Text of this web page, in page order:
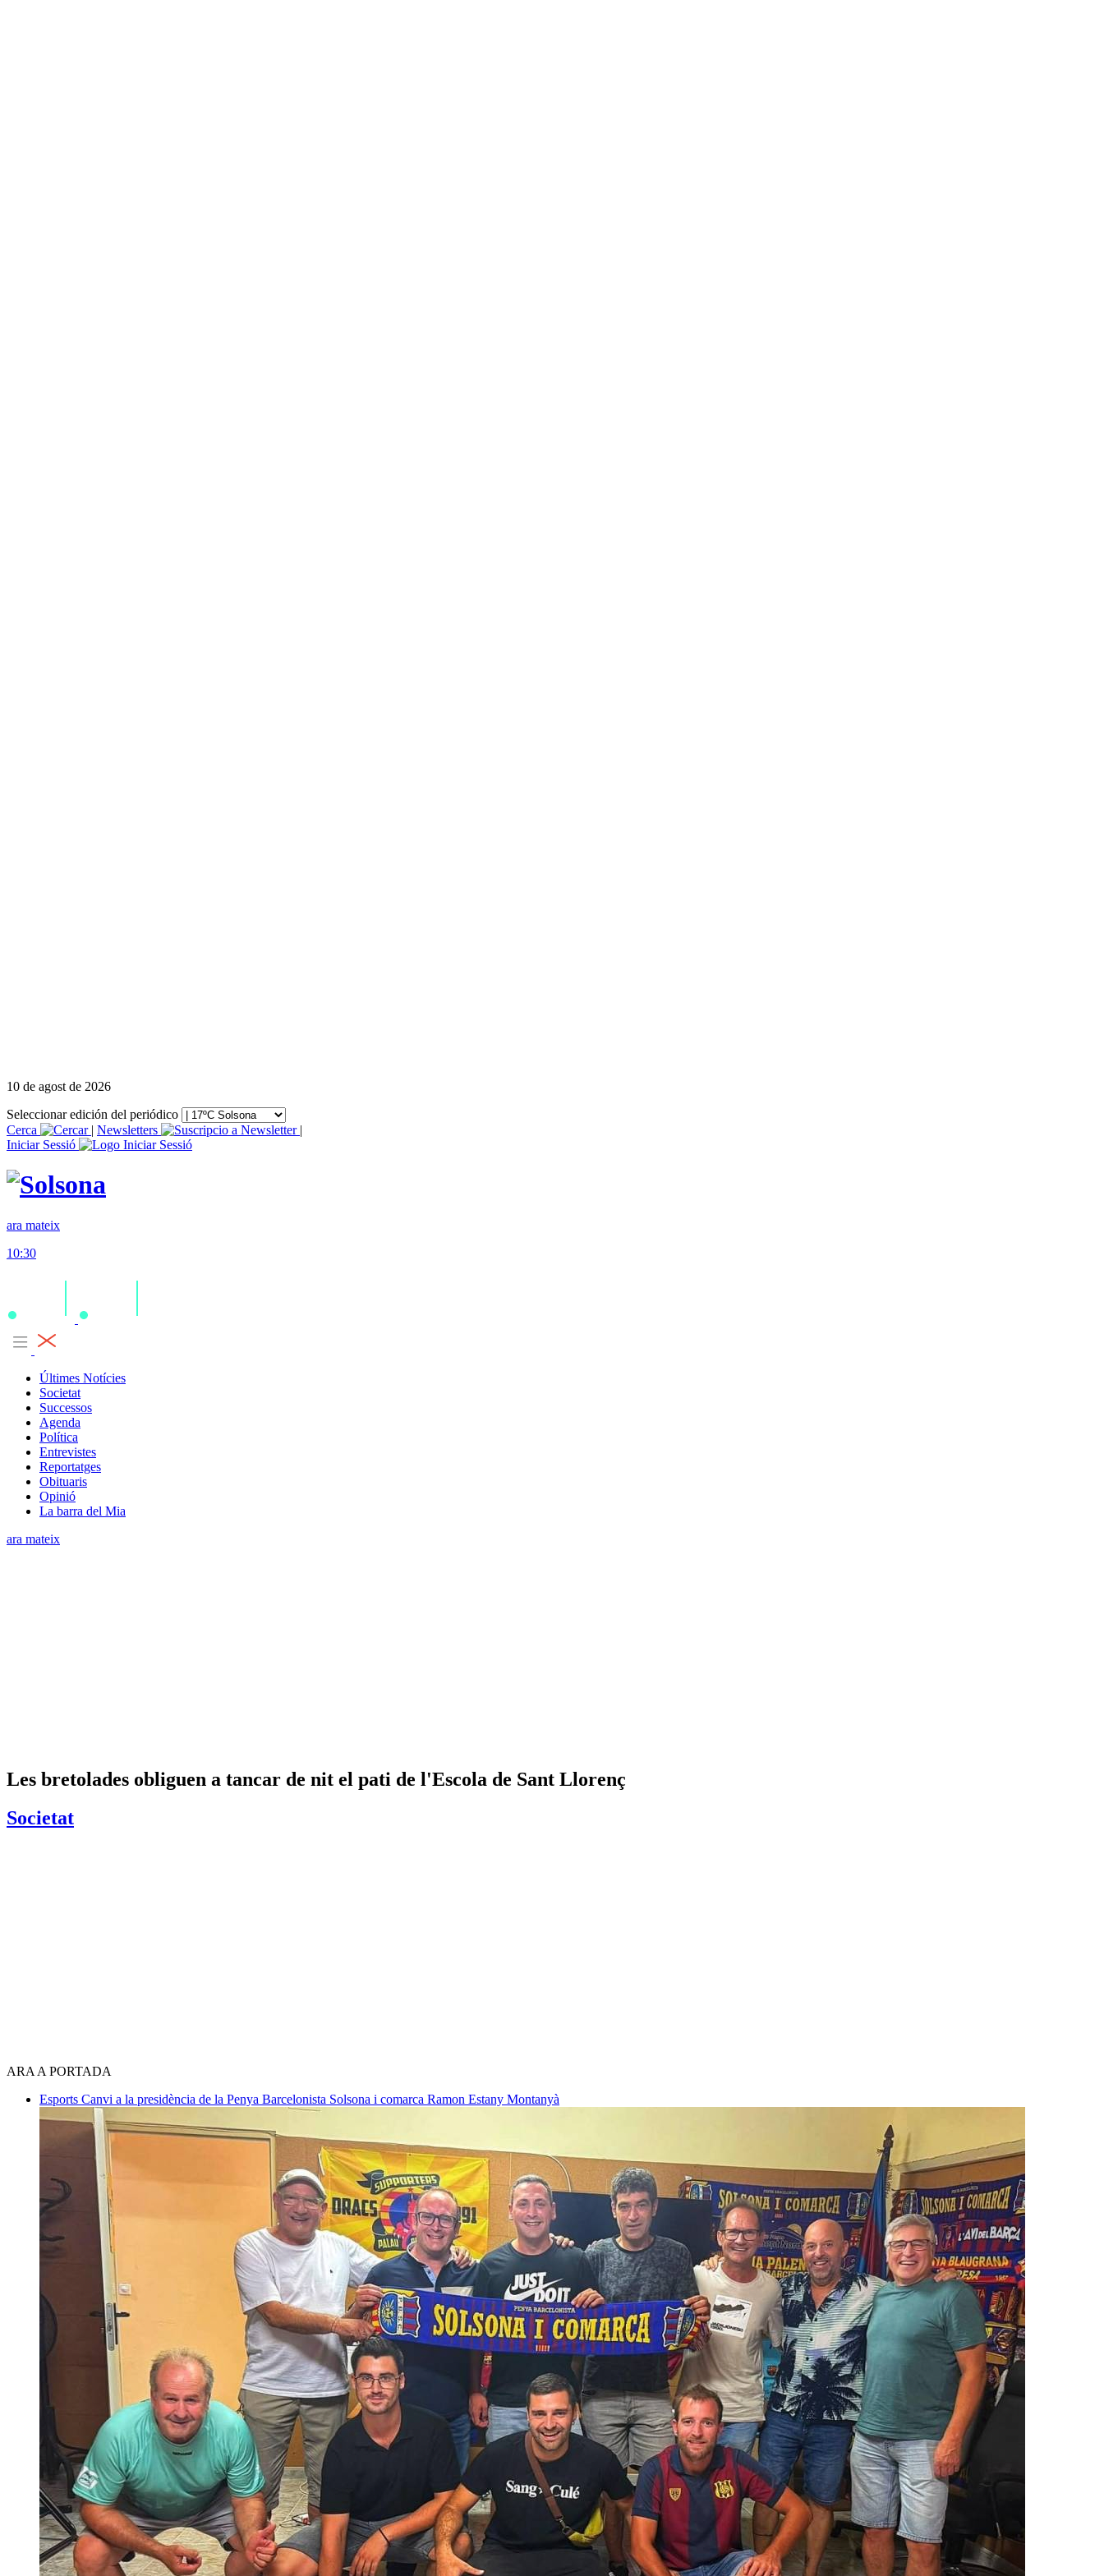
10 de agost de 2026
Seleccionar edición del periódico
Cerca
| Newsletters
|
Iniciar Sessió
ara mateix
10:30
Últimes Notícies
Societat
Successos
Agenda
Política
Entrevistes
Reportatges
Obituaris
Opinió
La barra del Mia
ara mateix
Les bretolades obliguen a tancar de nit el pati de l'Escola de Sant Llorenç
Societat
ARA A PORTADA
Esports Canvi a la presidència de la Penya Barcelonista Solsona i comarca Ramon Estany Montanyà